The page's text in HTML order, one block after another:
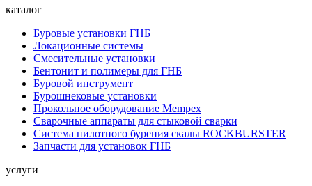
каталог
Буровые установки ГНБ
Локационные системы
Смесительные установки
Бентонит и полимеры для ГНБ
Буровой инструмент
Бурошнековые установки
Прокольное оборудование Mempex
Сварочные аппараты для стыковой сварки
Система пилотного бурения скалы ROCKBURSTER
Запчасти для установок ГНБ
услуги